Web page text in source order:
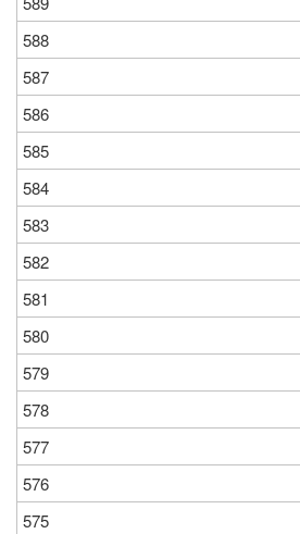
588
587
586
585
584
583
582
581
580
579
578
577
576
575